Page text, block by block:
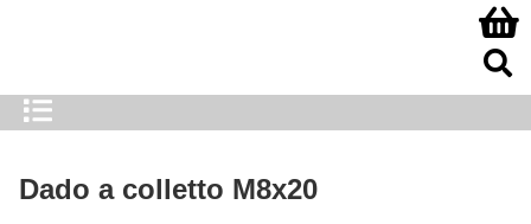
Dado a colletto M8x20